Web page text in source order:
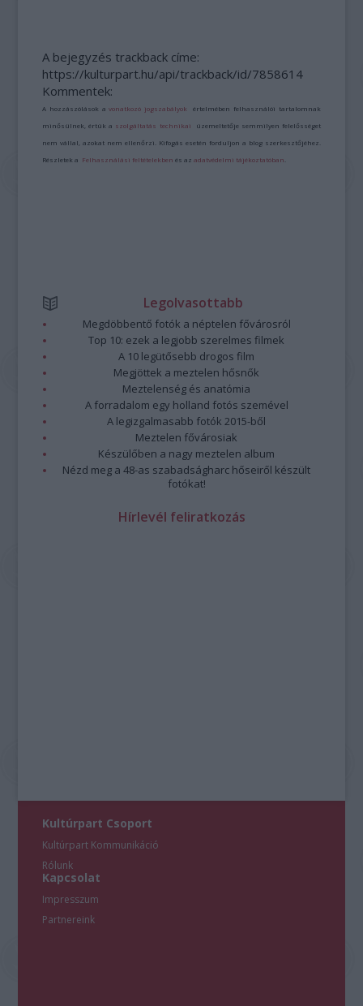
A bejegyzés trackback címe:
https://kulturpart.hu/api/trackback/id/7858614
Kommentek:
A hozzászólások avonatkozó jogszabályok értelmében felhasználói tartalomnak
minősülnek, értük a szolgáltatás technikai üzemeltetője semmilyen felelősséget
nem vállal, azokat nem ellenőrzi. Kifogás esetén forduljon a blog szerkesztőjéhez.
Részletek a Felhasználási feltételekben és azadatvédelmi tájékoztatóban
Legolvasottabb
Megdöbbentő fotók a néptelen fővárosról
Top 10: ezek a legjobb szerelmes filmek
A 10 legütősebb drogos film
Megjöttek a meztelen hősnők
Meztelenség és anatómia
A forradalom egy holland fotós szemével
A legizgalmasabb fotók 2015-ből
Meztelen fővárosiak
Készülőben a nagy meztelen album
Nézd meg a 48-as szabadságharc hőseiről készült
fotókat!
Hírlevél feliratkozás
Kultúrpart Csoport
Kultúrpart Kommunikáció
Rólunk
Kapcsolat
Impresszum
Partnereink